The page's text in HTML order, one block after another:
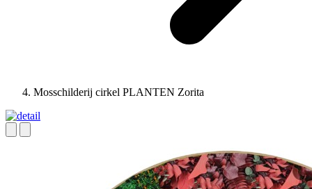
Mosschilderij cirkel PLANTEN Zorita